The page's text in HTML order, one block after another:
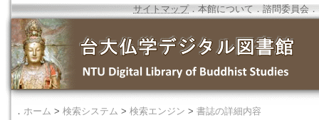
サイトマップ．本館について ． 諮問委員会 ．
． ホーム > 検索システム > 検索エンジン > 書誌の詳細内容